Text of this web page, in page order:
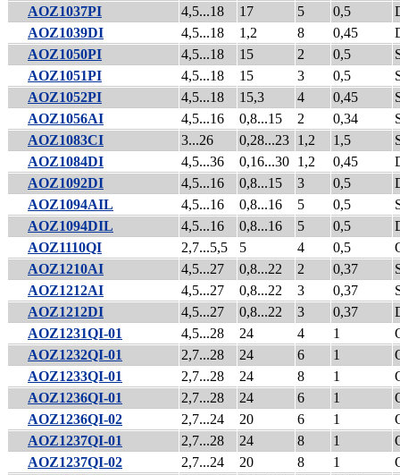
AOZ1037PI 4,5...18 17 5 0,5
AOZ1039DI
4,5...18 1,2 8 0,45
AOZ1050PI
4,5...18 15 2 0,5
AOZ1051PI
4,5...18 15 3 0,5
AOZ1052PI
4,5...18 15,3 4 0,45
AOZ1056AI
4,5...16 0,8...15 2 0,34
AOZ1083CI
3...26 0,28...23 1,2 1,5
AOZ1084DI
4,5...36 0,16...30 1,2 0,45
AOZ1092DI
4,5...16 0,8...15 3 0,5
AOZ1094AIL
4,5...16 0,8...16 5 0,5
AOZ1094DIL
4,5...16 0,8...16 5 0,5
AOZ1110QI
2,7...5,5 5 4 0,5
AOZ1210AI
4,5...27 0,8...22 2 0,37
AOZ1212AI
4,5...27 0,8...22 3 0,37
AOZ1212DI
4,5...27 0,8...22 3 0,37
AOZ1231QI-01
4,5...28 24 4 1
AOZ1232QI-01
2,7...28 24 6 1
AOZ1233QI-01
2,7...28 24 8 1
AOZ1236QI-01
2,7...28 24 6 1
AOZ1236QI-02
2,7...24 20 6 1
AOZ1237QI-01
2,7...28 24 8 1
AOZ1237QI-02
2,7...24 20 8 1